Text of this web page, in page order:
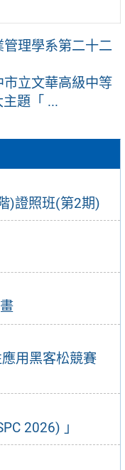
)證照班(第2期)
用黑客松競賽
2026) 」
管理學系第二十二
市立文華高級中等
題「 ...